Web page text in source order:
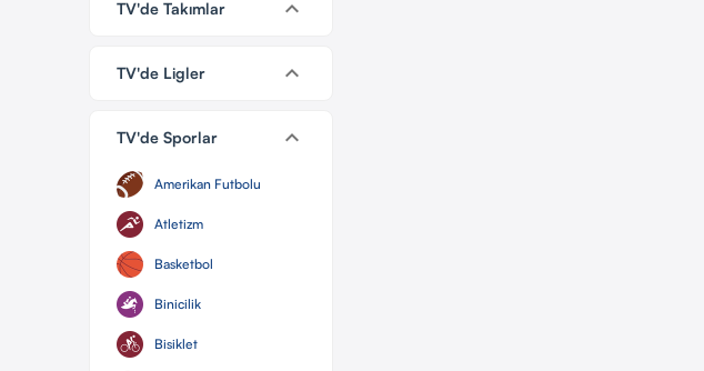
TV'de Takımlar keyboard_arrow_down
TV'de Ligler keyboard_arrow_down
TV'de Sporlar keyboard_arrow_down
Amerikan Futbolu
Atletizm
Basketbol
Binicilik
Bisiklet